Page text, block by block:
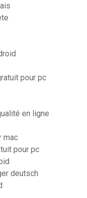
pour pc
en ligne
mac
pour pc
deutsch